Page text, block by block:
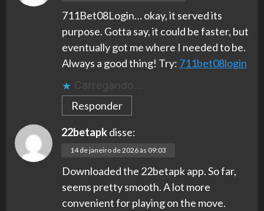
711Bet08Login… okay, it served its
purpose. Gotta say, it could be faster, but
eventually got me where I needed to be.
Always a good thing! Try: 711bet08login
Carregando...
Responder
22betapkdisse:
14 de janeiro de 2026 às 09:03
Downloaded the 22betapk app. So far,
seems pretty smooth. A lot more
convenient for playing on the move.